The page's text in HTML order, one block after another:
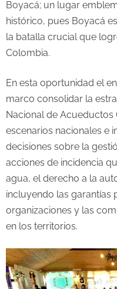
Boyacá; un lugar
histórico, pues Boyacá
la batalla crucial que
Colombia.
En esta oportunidad el
marco consolidar la
Nacional de Acueductos
escenarios nacionales e
decisiones sobre la
acciones de incidencia
agua, el derecho a la
incluyendo las garantías
organizaciones y las
en los territorios.